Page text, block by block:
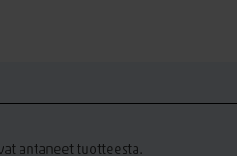
antaneet tuotteesta.